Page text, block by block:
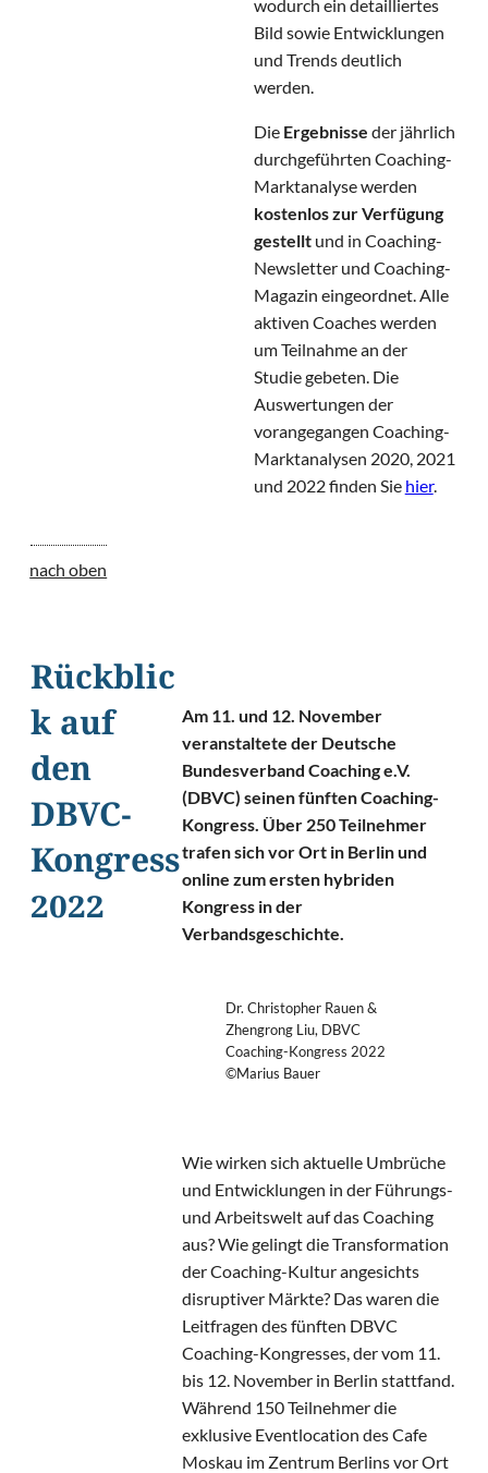
wodurch ein detailliertes
Bild sowie Entwicklungen
und Trends deutlich
werden.
Die Ergebnisse der jährlich
durchgeführten Coaching-
Marktanalyse werden
kostenlos zur Verfügung
gestelltund in Coaching-
Newsletter und Coaching-
Magazin eingeordnet. Alle
aktiven Coaches werden
um Teilnahme an der
Studie gebeten. Die
Auswertungen der
vorangegangen Coaching-
Marktanalysen 2020, 2021
und 2022 finden Sie hier.
nach oben
Rückblic
k auf
den
DBVC-
Kongress
2022
Am 11. und 12. November
veranstaltete der Deutsche
Bundesverband Coaching e.V.
(DBVC) seinen fünften Coaching-
Kongress. Über 250 Teilnehmer
trafen sich vor Ort in Berlin und
online zum ersten hybriden
Kongress in der
Verbandsgeschichte.
Dr. Christopher Rauen &
Zhengrong Liu, DBVC
Coaching-Kongress 2022
©Marius Bauer
Wie wirken sich aktuelle Umbrüche
und Entwicklungen in der Führungs-
und Arbeitswelt auf das Coaching
aus? Wie gelingt die Transformation
der Coaching-Kultur angesichts
disruptiver Märkte? Das waren die
Leitfragen des fünften DBVC
Coaching-Kongresses, der vom 11.
bis 12. November in Berlin stattfand.
Während 150 Teilnehmer die
exklusive Eventlocation des Cafe
Moskau im Zentrum Berlins vor Ort